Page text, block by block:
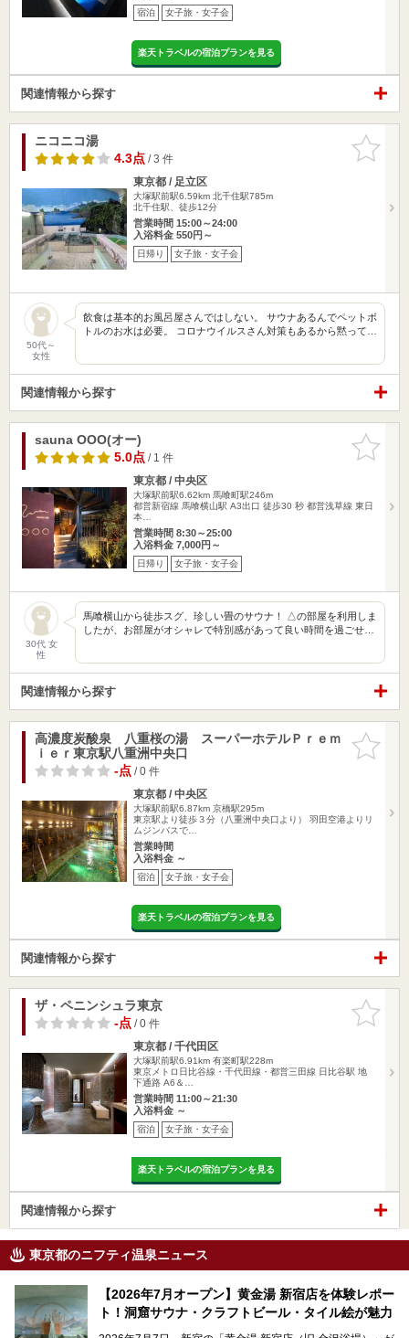
宿泊 女子旅・女子会
楽天トラベルの宿泊プランを見る
関連情報から探す
お気に入
りに追加
ニコニコ湯
4.3点/ 3 件
東京都 / 足立区
大塚駅前駅6.59km 北千住駅785m
北千住駅、徒歩12分
営業時間 15:00～24:00
入浴料金 550円～
日帰り 女子旅・女子会
50代～
女性
飲食は基本的お風呂屋さんではしない。 サウナあるんでペットボ
トルのお水は必要。 コロナウイルスさん対策もあるから黙って…
関連情報から探す
お気に入
りに追加
sauna OOO(オー)
5.0点/ 1 件
東京都 / 中央区
大塚駅前駅6.62km 馬喰町駅246m
都営新宿線 馬喰横山駅 A3出口 徒歩30 秒 都営浅草線 東日
本…
営業時間 8:30～25:00
入浴料金 7,000円～
日帰り 女子旅・女子会
30代 女
性
馬喰横山から徒歩スグ、珍しい畳のサウナ！ △の部屋を利用しま
したが、お部屋がオシャレで特別感があって良い時間を過ごせ…
関連情報から探す
お気に入
りに追加
高濃度炭酸泉 八重桜の湯 スーパーホテルＰｒｅｍ
ｉｅｒ東京駅八重洲中央口
-点/ 0 件
東京都 / 中央区
大塚駅前駅6.87km 京橋駅295m
東京駅より徒歩３分（八重洲中央口より） 羽田空港よりリ
ムジンバスで…
営業時間
入浴料金 ～
宿泊 女子旅・女子会
楽天トラベルの宿泊プランを見る
関連情報から探す
お気に入
りに追加
ザ・ペニンシュラ東京
-点/ 0 件
東京都 / 千代田区
大塚駅前駅6.91km 有楽町駅228m
東京メトロ日比谷線・千代田線・都営三田線 日比谷駅 地
下通路 A6＆…
営業時間 11:00～21:30
入浴料金 ～
宿泊 女子旅・女子会
楽天トラベルの宿泊プランを見る
関連情報から探す
東京都のニフティ温泉ニュース
【2026年7月オープン】黄金湯 新宿店を体験レポー
ト！洞窟サウナ・クラフトビール・タイル絵が魅力